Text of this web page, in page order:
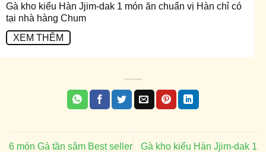
Gà kho kiểu Hàn Jjim-dak 1 món ăn chuẩn vị Hàn chỉ có
tại nhà hàng Chum
XEM THÊM
6 món Gà tần sâm Best seller
Gà kho kiểu Hàn Jjim-dak 1